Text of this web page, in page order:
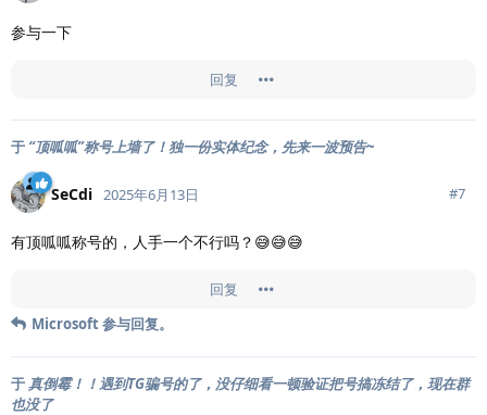
参与一下
回复
于 “顶呱呱”称号上墙了！独一份实体纪念，先来一波预告~
SeCdi 2025年6月13日 #7
有顶呱呱称号的，人手一个不行吗？😅😅😅
回复
Microsoft参与回复。
于真倒霉！！遇到TG骗号的了，没仔细看一顿验证把号搞冻结了，现在群
也没了